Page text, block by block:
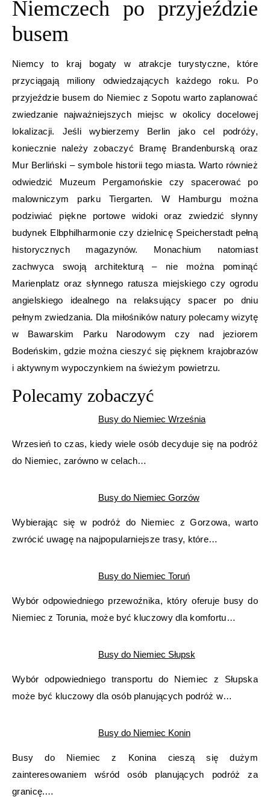
Niemczech po przyjeździe
busem
Niemcy to kraj bogaty w atrakcje turystyczne, które
przyciągają miliony odwiedzających każdego roku. Po
przyjeździe busem do Niemiec z Sopotu warto zaplanować
zwiedzanie najważniejszych miejsc w okolicy docelowej
lokalizacji. Jeśli wybierzemy Berlin jako cel podróży,
koniecznie należy zobaczyć Bramę Brandenburską oraz
Mur Berliński – symbole historii tego miasta. Warto również
odwiedzić Muzeum Pergamońskie czy spacerować po
malowniczym parku Tiergarten. W Hamburgu można
podziwiać piękne portowe widoki oraz zwiedzić słynny
budynek Elbphilharmonie czy dzielnicę Speicherstadt pełną
historycznych magazynów. Monachium natomiast
zachwyca swoją architekturą – nie można pominąć
Marienplatz oraz słynnego ratusza miejskiego czy ogrodu
angielskiego idealnego na relaksujący spacer po dniu
pełnym zwiedzania. Dla miłośników natury polecamy wizytę
w Bawarskim Parku Narodowym czy nad jeziorem
Bodeńskim, gdzie można cieszyć się pięknem krajobrazów
i aktywnym wypoczynkiem na świeżym powietrzu.
Polecamy zobaczyć
Busy do Niemiec Września
Wrzesień to czas, kiedy wiele osób decyduje się na podróż
do Niemiec, zarówno w celach…
Busy do Niemiec Gorzów
Wybierając się w podróż do Niemiec z Gorzowa, warto
zwrócić uwagę na najpopularniejsze trasy, które…
Busy do Niemiec Toruń
Wybór odpowiedniego przewoźnika, który oferuje busy do
Niemiec z Torunia, może być kluczowy dla komfortu…
Busy do Niemiec Słupsk
Wybór odpowiedniego transportu do Niemiec z Słupska
może być kluczowy dla osób planujących podróż w…
Busy do Niemiec Konin
Busy do Niemiec z Konina cieszą się dużym
zainteresowaniem wśród osób planujących podróż za
granicę.…